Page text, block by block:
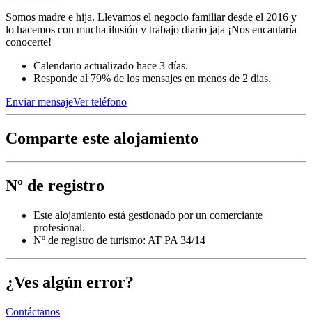
Somos madre e hija. Llevamos el negocio familiar desde el 2016 y
lo hacemos con mucha ilusión y trabajo diario jaja ¡Nos encantaría
conocerte!
Calendario actualizado hace 3 días.
Responde al 79% de los mensajes en menos de 2 días.
Enviar mensajeVer teléfono
Comparte este alojamiento
Nº de registro
Este alojamiento está gestionado por un comerciante
profesional.
Nº de registro de turismo: AT PA 34/14
¿Ves algún error?
Contáctanos